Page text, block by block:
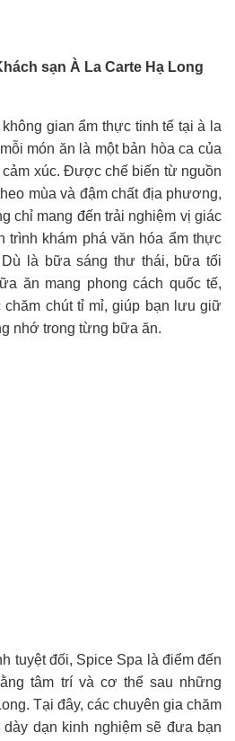
sạn À La Carte Hạ Long
gian ẩm thực tinh tế tại à la
món ăn là một bản hòa ca của
xúc. Được chế biến từ nguồn
mùa và đậm chất địa phương,
chỉ mang đến trải nghiệm vị giác
trình khám phá văn hóa ẩm thực
là bữa sáng thư thái, bữa tối
ăn mang phong cách quốc tế,
chút tỉ mỉ, giúp bạn lưu giữ
nhớ trong từng bữa ăn.
tuyệt đối, Spice Spa là điểm đến
tâm trí và cơ thể sau những
Tại đây, các chuyên gia chăm
dạn kinh nghiệm sẽ đưa bạn